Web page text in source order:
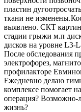
пластин
ткани не
выявлено. СКТ
стадии грыжи м.п
дисков на уровне L3-
После обследования
электрофорез,
профилакторе
Ежедневно делаю
комплексе помогает
операция? Возможно-
жизнь?